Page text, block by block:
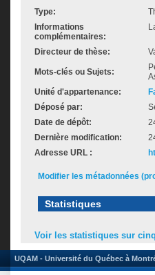
Type:
Informations
complémentaires:
Directeur de thèse:
Mots-clés ou Sujets:
Unité d'appartenance:
Déposé par:
Date de dépôt:
Dernière modification:
Adresse URL :
Modifier les métadonnées
Statistiques
Voir les statistiques sur
UQAM - Université du Québec à